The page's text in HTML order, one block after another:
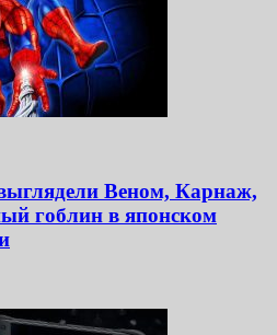
Веном, Карнаж,
гоблин в японском